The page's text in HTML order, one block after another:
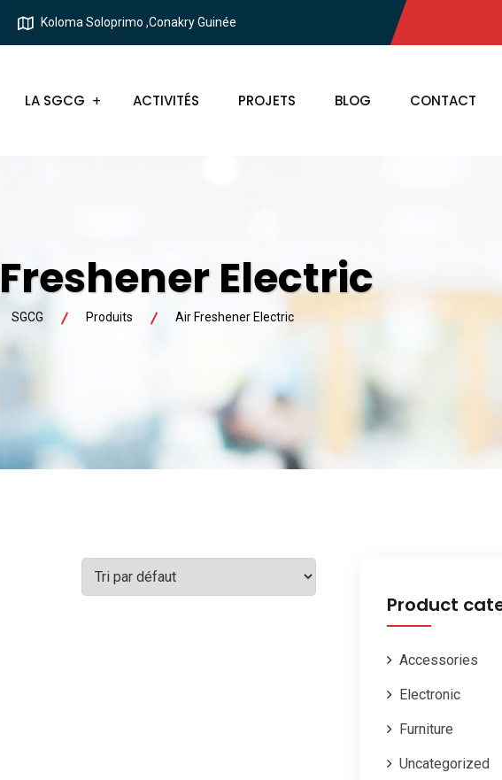
Koloma Soloprimo ,Conakry Guinée
LA SGCG ACTIVITÉS PROJETS BLOG CONTACT
Electric
SGCG Produits Air Freshener Electric
Product
Accessories
Electronic
Furniture
Uncategorized